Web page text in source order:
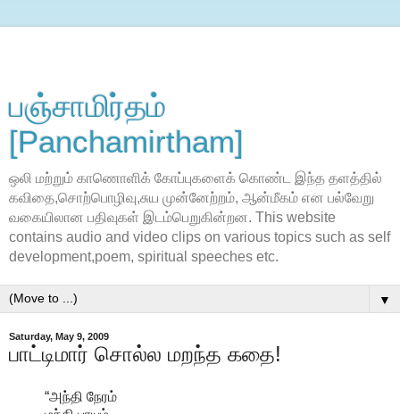
பஞ்சாமிர்தம்
[Panchamirtham]
ஒலி மற்றும் காணொளிக் கோப்புகளைக் கொண்ட இந்த தளத்தில்
கவிதை,சொற்பொழிவு,சுய முன்னேற்றம், ஆன்மீகம் என பல்வேறு
வகையிலான பதிவுகள் இடம்பெறுகின்றன. This website
contains audio and video clips on various topics such as self
development,poem, spiritual speeches etc.
▼
Saturday, May 9, 2009
பாட்டிமார் சொல்ல மறந்த கதை!
“அந்தி நேரம்